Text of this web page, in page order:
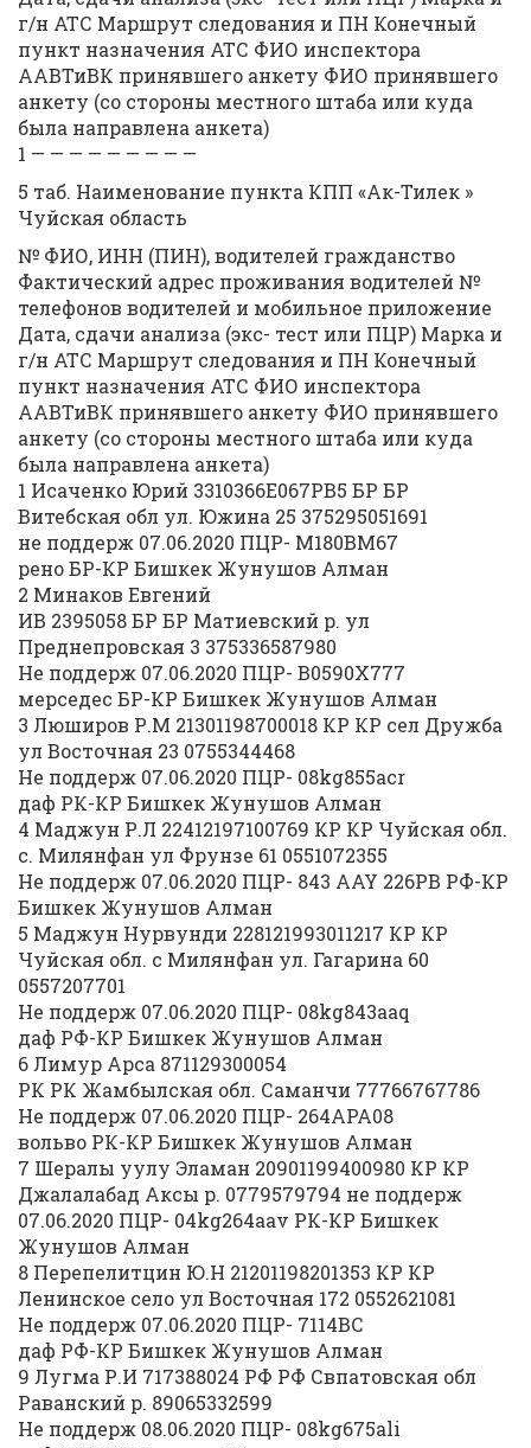
г/н АТС Маршрут следования и ПН Конечный
пункт назначения АТС ФИО инспектора
ААВТиВК принявшего анкету ФИО принявшего
анкету (со стороны местного штаба или куда
была направлена анкета)
1 — — — — — — — — —
5 таб. Наименование пункта КПП «Ак-Тилек »
Чуйская область
№ ФИО, ИНН (ПИН), водителей гражданство
Фактический адрес проживания водителей №
телефонов водителей и мобильное приложение
Дата, сдачи анализа (экс- тест или ПЦР) Марка и
г/н АТС Маршрут следования и ПН Конечный
пункт назначения АТС ФИО инспектора
ААВТиВК принявшего анкету ФИО принявшего
анкету (со стороны местного штаба или куда
была направлена анкета)
1 Исаченко Юрий 3310366Е067РВ5 БР БР
Витебская обл ул. Южина 25 375295051691
не поддерж 07.06.2020 ПЦР- М180ВМ67
рено БР-КР Бишкек Жунушов Алман
2 Минаков Евгений
ИВ 2395058 БР БР Матиевский р. ул
Преднепровская 3 375336587980
Не поддерж 07.06.2020 ПЦР- В0590Х777
мерседес БР-КР Бишкек Жунушов Алман
3 Люширов Р.М 21301198700018 КР КР сел Дружба
ул Восточная 23 0755344468
Не поддерж 07.06.2020 ПЦР- 08kg855acr
даф РК-КР Бишкек Жунушов Алман
4 Маджун Р.Л 22412197100769 КР КР Чуйская обл.
с. Милянфан ул Фрунзе 61 0551072355
Не поддерж 07.06.2020 ПЦР- 843 AAY 226PB РФ-КР
Бишкек Жунушов Алман
5 Маджун Нурвунди 228121993011217 КР КР
Чуйская обл. с Милянфан ул. Гагарина 60
0557207701
Не поддерж 07.06.2020 ПЦР- 08kg843aaq
даф РФ-КР Бишкек Жунушов Алман
6 Лимур Арса 871129300054
РК РК Жамбылская обл. Саманчи 77766767786
Не поддерж 07.06.2020 ПЦР- 264АРА08
вольво РК-КР Бишкек Жунушов Алман
7 Шералы уулу Эламан 20901199400980 КР КР
Джалалабад Аксы р. 0779579794 не поддерж
07.06.2020 ПЦР- 04kg264aav РК-КР Бишкек
Жунушов Алман
8 Перепелитцин Ю.Н 21201198201353 КР КР
Ленинское село ул Восточная 172 0552621081
Не поддерж 07.06.2020 ПЦР- 7114ВС
даф РФ-КР Бишкек Жунушов Алман
9 Лугма Р.И 717388024 РФ РФ Свпатовская обл
Раванский р. 89065332599
Не поддерж 08.06.2020 ПЦР- 08kg675ali